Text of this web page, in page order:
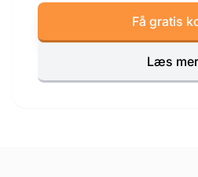
Få gratis
Læs